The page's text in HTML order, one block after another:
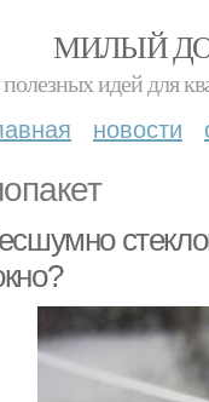
МИЛЫЙ
идей для
новости